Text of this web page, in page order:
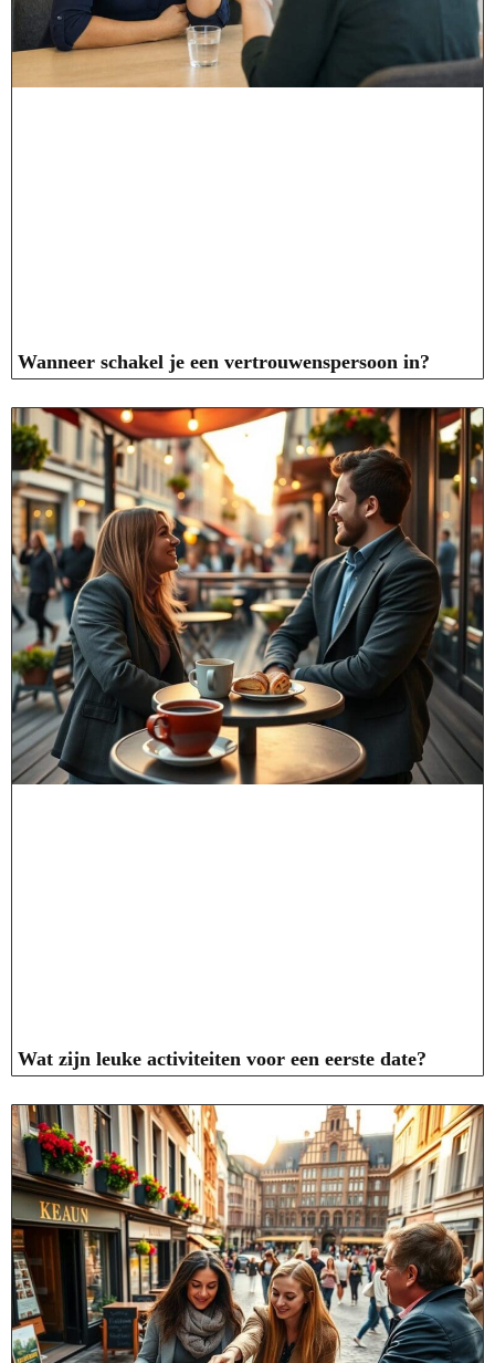
Wanneer schakel je een vertrouwenspersoon in?
Wat zijn leuke activiteiten voor een eerste date?